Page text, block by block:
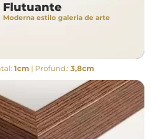
Flutuante
Moderna estilo galeria de arte
1cm | Profund.: 3,8cm